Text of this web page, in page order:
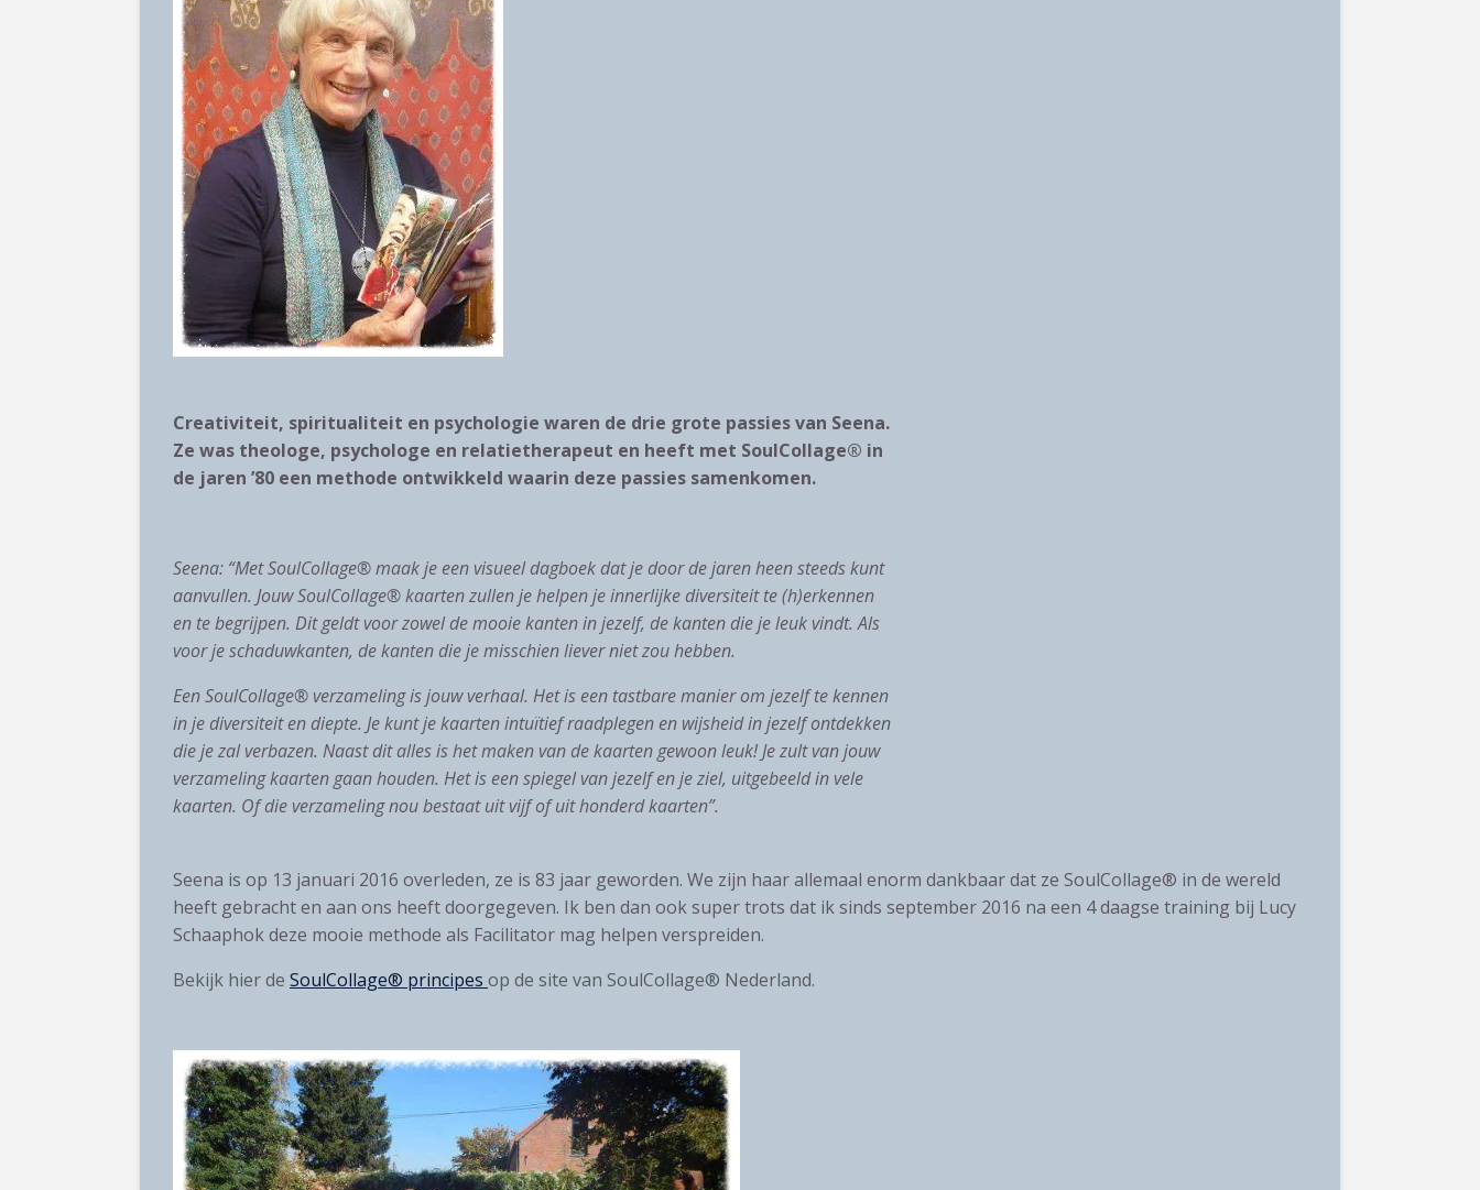
Creativiteit, spiritualiteit en psychologie waren de drie grote passies van Seena.
Ze was theologe, psychologe en relatietherapeut en heeft met SoulCollage® in
de jaren ’80 een methode ontwikkeld waarin deze passies samenkomen.
Seena: “Met SoulCollage® maak je een visueel dagboek dat je door de jaren heen steeds kunt
aanvullen. Jouw SoulCollage® kaarten zullen je helpen je innerlijke diversiteit te(h)erkennen
en te begrijpen. Dit geldt voor zowel de mooie kanten in jezelf, de kanten die je leuk vindt. Als
voor je schaduwkanten, de kanten die je misschien liever niet zou hebben.
Een SoulCollage® verzameling is jouw verhaal. Het is een tastbare manier om jezelf te kennen
in je diversiteit en diepte. Je kunt je kaarten intuïtief raadplegen en wijsheid in jezelf ontdekken
die je zal verbazen. Naast dit alles is het maken van de kaarten gewoon leuk! Je zult van jouw
verzameling kaarten gaan houden. Het is een spiegel van jezelf en je ziel, uitgebeeld in vele
kaarten. Of die verzameling nou bestaat uit vijf of uit honderd kaarten”.
Seena is op 13 januari 2016 overleden, ze is 83 jaar geworden. We zijn haar allemaal enorm dankbaar dat ze SoulCollage® in de wereld
heeft gebracht en aan ons heeft doorgegeven. Ik ben dan ook super trots dat ik sinds september 2016 na een 4 daagse training bij Lucy
Schaaphok deze mooie methode als Facilitator mag helpen verspreiden.
Bekijk hier de SoulCollage® principes op de site van SoulCollage® Nederland.